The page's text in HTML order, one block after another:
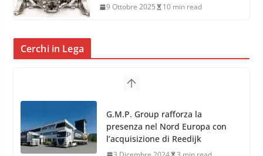
9 Ottobre 2025 10 min read
Cerchi in Lega
TPMS Alcar Sensor – Sistemi di
Monitoraggio Pressione
Pneumatici